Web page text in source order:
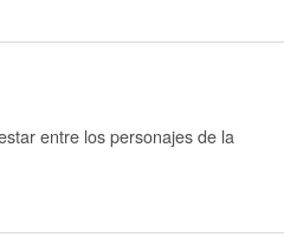
entre los personajes de la